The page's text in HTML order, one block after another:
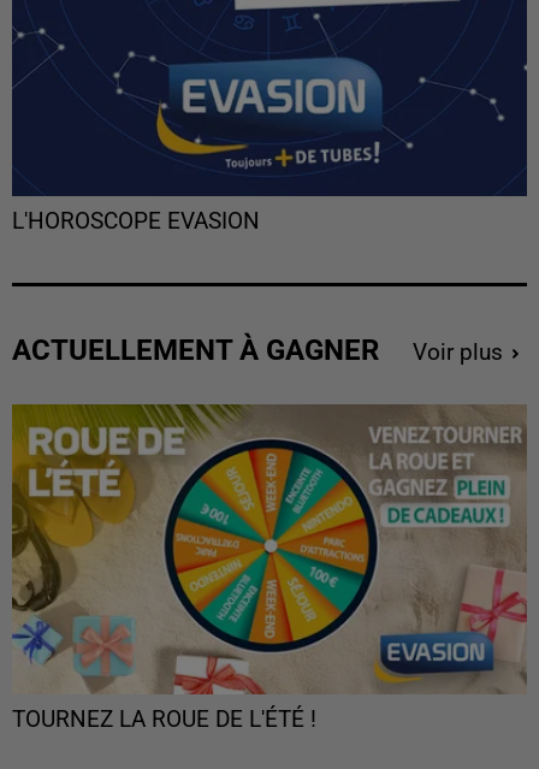
L'HOROSCOPE EVASION
ACTUELLEMENT À GAGNER Voir plus
TOURNEZ LA ROUE DE L'ÉTÉ !